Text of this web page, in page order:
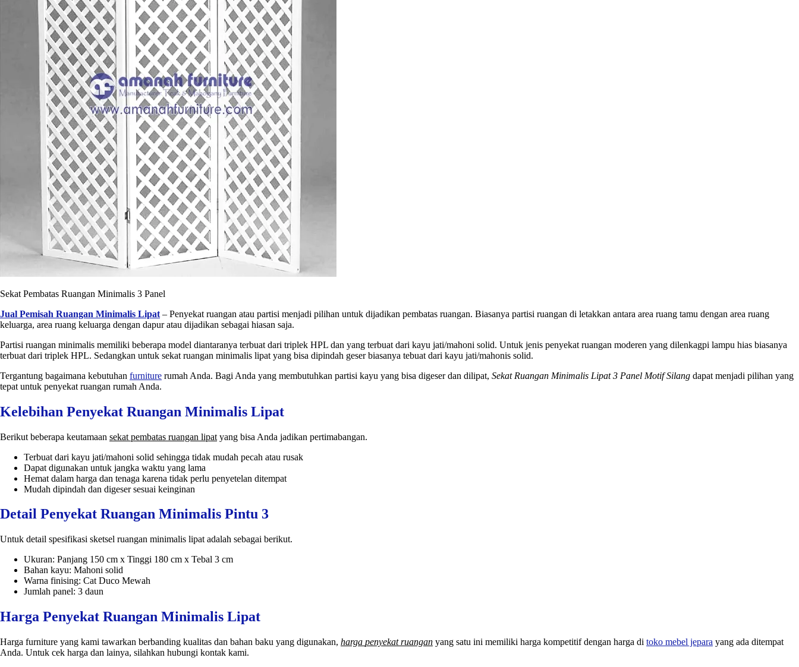
Sekat Pembatas Ruangan Minimalis 3 Panel
Jual Pemisah Ruangan Minimalis Lipat – Penyekat ruangan atau partisi menjadi pilihan untuk dijadikan pembatas ruangan. Biasanya partisi ruangan di letakkan antara area ruang tamu dengan area ruang
keluarga, area ruang keluarga dengan dapur atau dijadikan sebagai hiasan saja.
Partisi ruangan minimalis memiliki beberapa model diantaranya terbuat dari triplek HPL dan yang terbuat dari kayu jati/mahoni solid. Untuk jenis penyekat ruangan moderen yang dilenkagpi lampu hias biasanya
terbuat dari triplek HPL. Sedangkan untuk sekat ruangan minimalis lipat yang bisa dipindah geser biasanya tebuat dari kayu jati/mahonis solid.
Tergantung bagaimana kebutuhan furniture rumah Anda. Bagi Anda yang membutuhkan partisi kayu yang bisa digeser dan dilipat, Sekat Ruangan Minimalis Lipat 3 Panel Motif Silang dapat menjadi pilihan yang
tepat untuk penyekat ruangan rumah Anda.
Kelebihan Penyekat Ruangan Minimalis Lipat
Berikut beberapa keutamaan sekat pembatas ruangan lipat yang bisa Anda jadikan pertimabangan.
Terbuat dari kayu jati/mahoni solid sehingga tidak mudah pecah atau rusak
Dapat digunakan untuk jangka waktu yang lama
Hemat dalam harga dan tenaga karena tidak perlu penyetelan ditempat
Mudah dipindah dan digeser sesuai keinginan
Detail Penyekat Ruangan Minimalis Pintu 3
Untuk detail spesifikasi sketsel ruangan minimalis lipat adalah sebagai berikut.
Ukuran: Panjang 150 cm x Tinggi 180 cm x Tebal 3 cm
Bahan kayu: Mahoni solid
Warna finising: Cat Duco Mewah
Jumlah panel: 3 daun
Harga Penyekat Ruangan Minimalis Lipat
Harga furniture yang kami tawarkan berbanding kualitas dan bahan baku yang digunakan, harga penyekat ruangan yang satu ini memiliki harga kompetitif dengan harga di toko mebel jepara yang ada ditempat
Anda. Untuk cek harga dan lainya, silahkan hubungi kontak kami.